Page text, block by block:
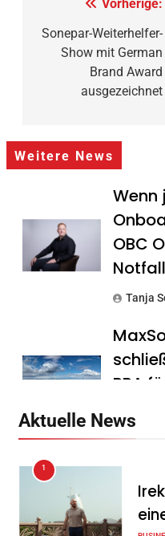
Vorherige:
Sonepar-Weiterhelfer-
Show mit German
Brand Award
ausgezeichnet
Weitere News
Wenn
OBC
Tanja
PPA
Tanja
Aktuelle News
1